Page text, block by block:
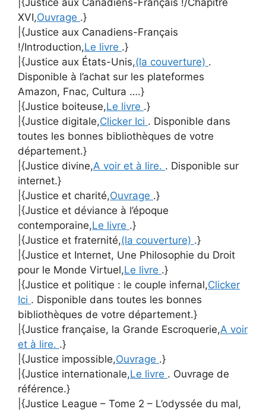
|{Justice aux Canadiens-Français !/Chapitre
XVI,Ouvrage .}
|{Justice aux Canadiens-Français
!/Introduction,Le livre .}
|{Justice aux États-Unis,(la couverture) .
Disponible à l’achat sur les plateformes
Amazon, Fnac, Cultura ….}
|{Justice boiteuse,Le livre .}
|{Justice digitale,Clicker Ici . Disponible dans
toutes les bonnes bibliothèques de votre
département.}
|{Justice divine,A voir et à lire. . Disponible sur
internet.}
|{Justice et charité,Ouvrage .}
|{Justice et déviance à l’époque
contemporaine,Le livre .}
|{Justice et fraternité,(la couverture) .}
|{Justice et Internet, Une Philosophie du Droit
pour le Monde Virtuel,Le livre .}
|{Justice et politique : le couple infernal,Clicker
Ici . Disponible dans toutes les bonnes
bibliothèques de votre département.}
|{Justice française, la Grande Escroquerie,A voir
et à lire. .}
|{Justice impossible,Ouvrage .}
|{Justice internationale,Le livre . Ouvrage de
référence.}
|{Justice League – Tome 2 – L’odyssée du mal,